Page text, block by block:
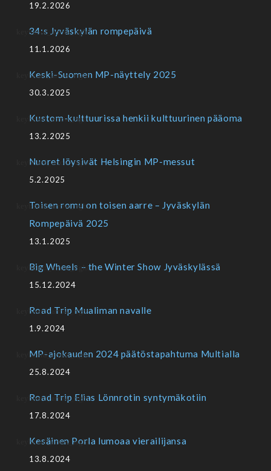
19.2.2026
34:s Jyväskylän rompepäivä
11.1.2026
Keski-Suomen MP-näyttely 2025
30.3.2025
Kustom-kulttuurissa henkii kulttuurinen pääoma
13.2.2025
Nuoret löysivät Helsingin MP-messut
5.2.2025
Toisen romu on toisen aarre – Jyväskylän
Rompepäivä 2025
13.1.2025
Big Wheels – the Winter Show Jyväskylässä
15.12.2024
Road Trip Mualiman navalle
1.9.2024
MP-ajokauden 2024 päätöstapahtuma Multialla
25.8.2024
Road Trip Elias Lönnrotin syntymäkotiin
17.8.2024
Kesäinen Porla lumoaa vierailijansa
13.8.2024